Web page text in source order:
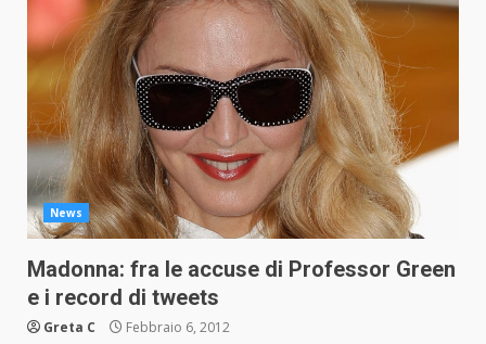
News
Madonna: fra le accuse di Professor Green
e i record di tweets
Greta C Febbraio 6, 2012